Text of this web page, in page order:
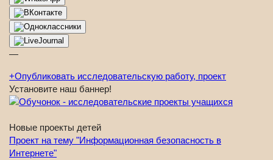
—
+Опубликовать исследовательскую работу, проект
Установите наш баннер!
Новые проекты детей
Проект на тему "Информационная безопасность в
Интернете"